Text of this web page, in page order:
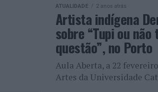
ATUALIDADE 2 anos atrás
Artista indígena
sobre “Tupi ou não
questão”, no Porto
Aula Aberta, a 22
Artes da Universidade